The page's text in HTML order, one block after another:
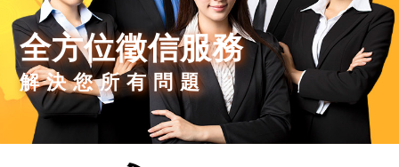
全方位徵信服務
解決您所有問題